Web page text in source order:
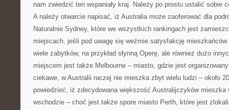
nam zwiedzić ten wspaniały kraj. Należy po prostu ustalić sobie
A należy otwarcie napisać, iż Australia może zaoferować dla
Naturalnie Sydney, które we wszystkich rankingach jest
miejscach, jeśli pod uwagę się weźmie satysfakcję
wiele zabytków, na przykład słynną Operę, ale również dużo
miejscem jest także Melbourne – miasto, gdzie jest
ciekawe, w Australii raczej nie mieszka zbyt wielu ludzi – około
powiedzieć, iż zdecydowana większość Australijczyków mieszka
wschodzie – choć jest także spore miasto Perth, które jest